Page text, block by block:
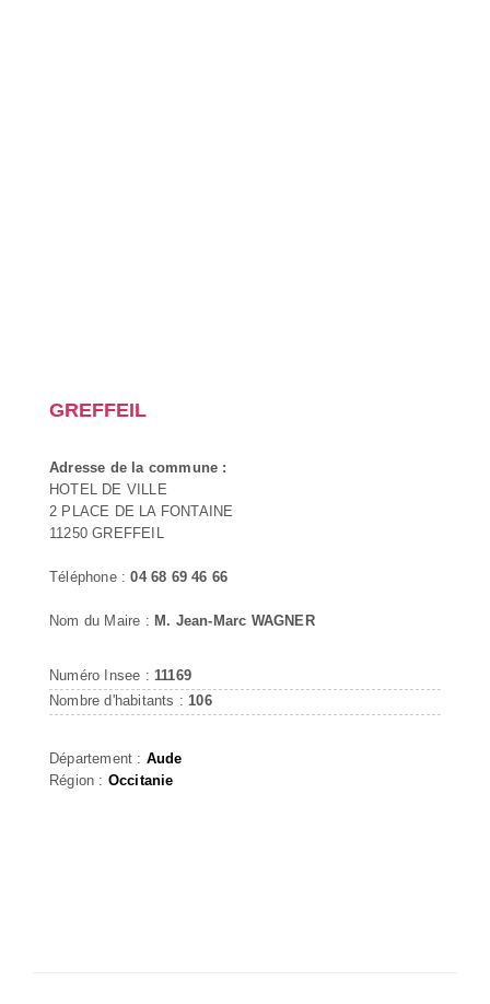
GREFFEIL
Adresse de la commune :
HOTEL DE VILLE
2 PLACE DE LA FONTAINE
11250 GREFFEIL
Téléphone :04 68 69 46 66
Nom du Maire : M. Jean-Marc WAGNER
Numéro Insee : 11169
Nombre d'habitants : 106
Département : Aude
Région : Occitanie